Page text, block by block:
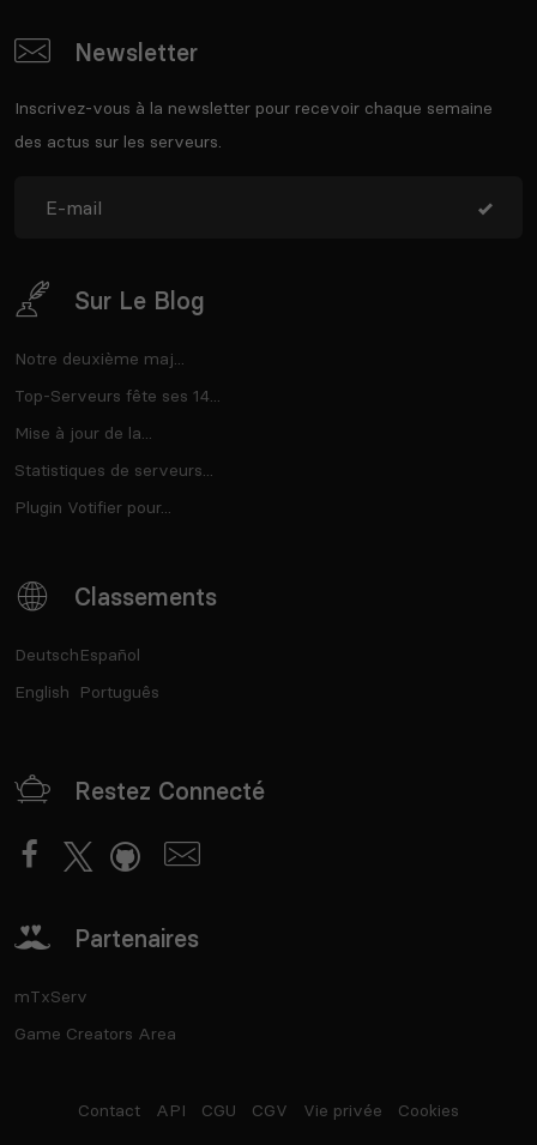
Newsletter
Inscrivez-vous à la newsletter pour recevoir chaque semaine
des actus sur les serveurs.
Sur Le Blog
Notre deuxième maj...
Top-Serveurs fête ses 14...
Mise à jour de la...
Statistiques de serveurs...
Plugin Votifier pour...
Classements
Deutsch
English
Español
Português
Restez Connecté
Partenaires
mTxServ
Game Creators Area
Contact API CGU CGV Vie privée Cookies